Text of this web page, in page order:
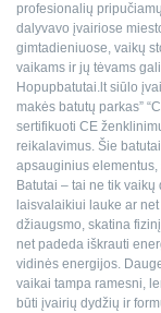
profesionalių
dalyvavo įvairiose
gimtadieniuose, vaikų
vaikams ir jų tėvams
Hopupbatutai.lt siūlo
makės batutų parkas”
sertifikuoti CE
reikalavimus. Šie
apsauginius
Batutai – tai ne tik
laisvalaikiui lauke ar
džiaugsmo, skatina
net padeda iškrauti
vidinės energijos.
vaikai tampa ramesni,
būti įvairių dydžių ir